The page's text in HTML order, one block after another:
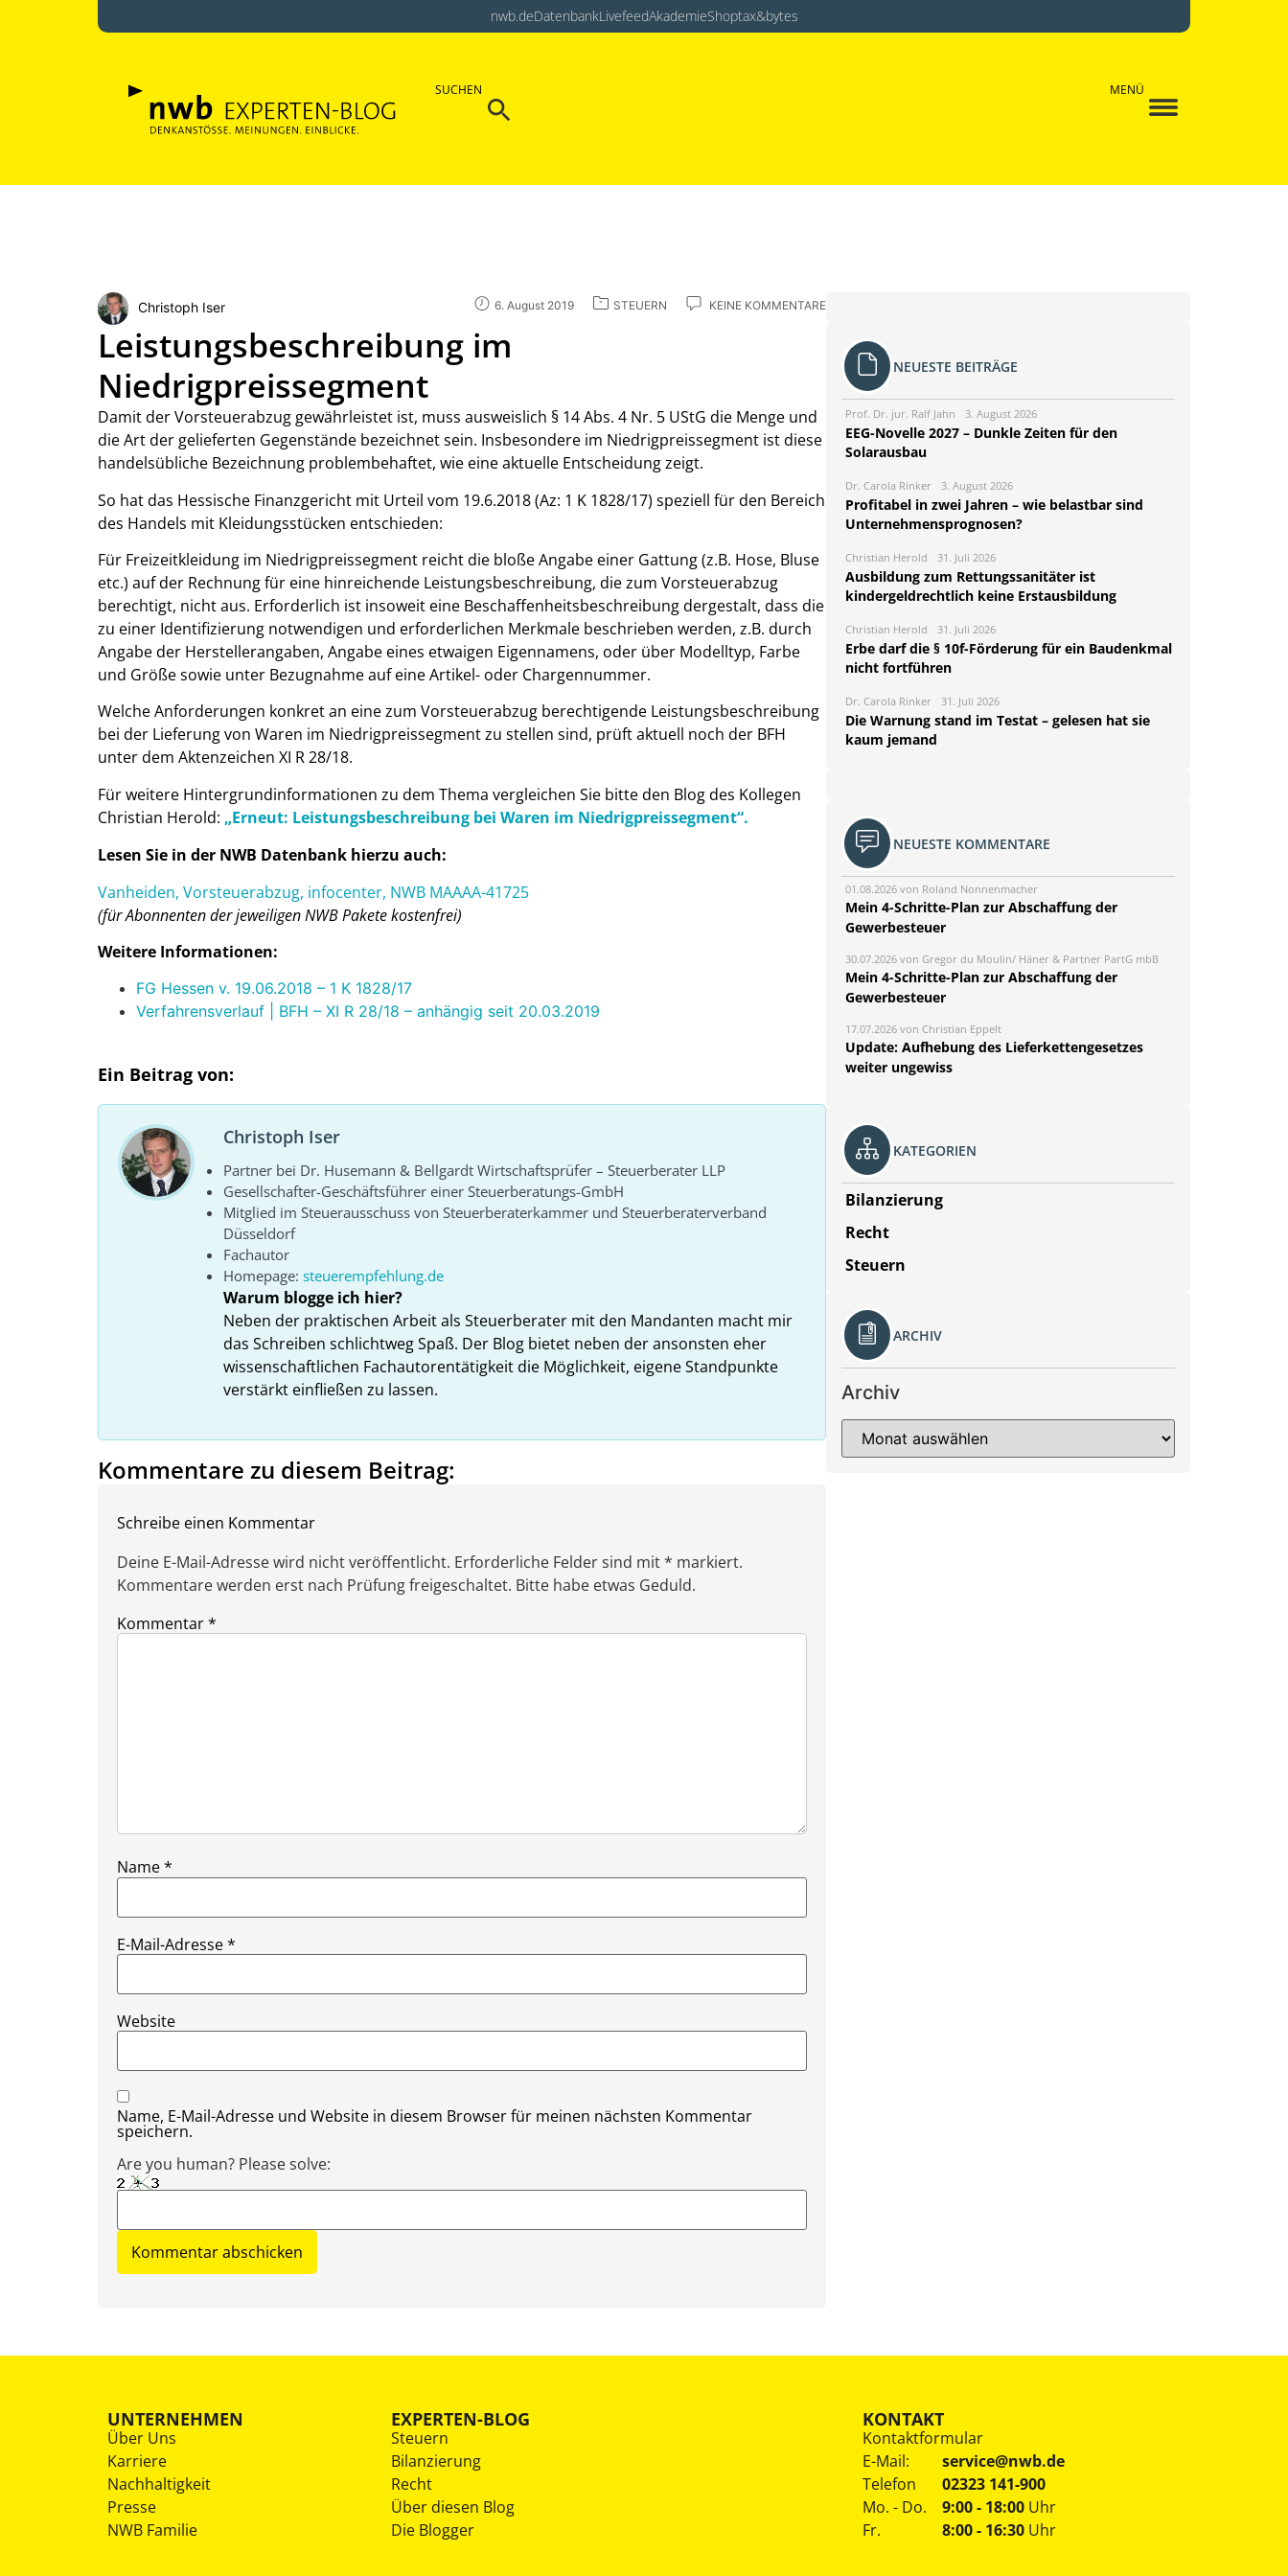
nwb.deDatenbankLivefeedAkademieShoptax&bytes
SUCHEN
Search
MENÜ
Christoph Iser 6. August 2019 STEUERN KEINE KOMMENTARE
Leistungsbeschreibung im
Niedrigpreissegment
Damit der Vorsteuerabzug gewährleistet ist, muss ausweislich § 14 Abs. 4 Nr. 5 UStG die Menge und
die Art der gelieferten Gegenstände bezeichnet sein. Insbesondere im Niedrigpreissegment ist diese
handelsübliche Bezeichnung problembehaftet, wie eine aktuelle Entscheidung zeigt.
So hat das Hessische Finanzgericht mit Urteil vom 19.6.2018 (Az: 1 K 1828/17) speziell für den Bereich
des Handels mit Kleidungsstücken entschieden:
Für Freizeitkleidung im Niedrigpreissegment reicht die bloße Angabe einer Gattung (z.B. Hose, Bluse
etc.) auf der Rechnung für eine hinreichende Leistungsbeschreibung, die zum Vorsteuerabzug
berechtigt, nicht aus. Erforderlich ist insoweit eine Beschaffenheitsbeschreibung dergestalt, dass die
zu einer Identifizierung notwendigen und erforderlichen Merkmale beschrieben werden, z.B. durch
Angabe der Herstellerangaben, Angabe eines etwaigen Eigennamens, oder über Modelltyp, Farbe
und Größe sowie unter Bezugnahme auf eine Artikel- oder Chargennummer.
Welche Anforderungen konkret an eine zum Vorsteuerabzug berechtigende Leistungsbeschreibung
bei der Lieferung von Waren im Niedrigpreissegment zu stellen sind, prüft aktuell noch der BFH
unter dem Aktenzeichen XI R 28/18.
Für weitere Hintergrundinformationen zu dem Thema vergleichen Sie bitte den Blog des Kollegen
Christian Herold: „Erneut: Leistungsbeschreibung bei Waren im Niedrigpreissegment“.
Lesen Sie in der NWB Datenbank hierzu auch:
Vanheiden, Vorsteuerabzug, infocenter, NWB MAAAA-41725
(für Abonnenten der jeweiligen NWB Pakete kostenfrei)
Weitere Informationen:
FG Hessen v. 19.06.2018 – 1 K 1828/17
Verfahrensverlauf | BFH – XI R 28/18 – anhängig seit 20.03.2019
Ein Beitrag von:
Christoph Iser
Partner bei Dr. Husemann & Bellgardt Wirtschaftsprüfer – Steuerberater LLP
Gesellschafter-Geschäftsführer einer Steuerberatungs-GmbH
Mitglied im Steuerausschuss von Steuerberaterkammer und Steuerberaterverband
Düsseldorf
Fachautor
Homepage: steuerempfehlung.de
Warum blogge ich hier?
Neben der praktischen Arbeit als Steuerberater mit den Mandanten macht mir
das Schreiben schlichtweg Spaß. Der Blog bietet neben der ansonsten eher
wissenschaftlichen Fachautorentätigkeit die Möglichkeit, eigene Standpunkte
verstärkt einfließen zu lassen.
Kommentare zu diesem Beitrag:
Schreibe einen Kommentar
Deine E-Mail-Adresse wird nicht veröffentlicht. Erforderliche Felder sind mit * markiert.
Kommentare werden erst nach Prüfung freigeschaltet. Bitte habe etwas Geduld.
Kommentar*
Name*
E-Mail-Adresse*
Website
Name, E-Mail-Adresse und Website in diesem Browser für meinen nächsten Kommentar
speichern.
Are you human? Please solve:
NEUESTE BEITRÄGE
Prof. Dr. jur. Ralf Jahn 3. August 2026
EEG-Novelle 2027 – Dunkle Zeiten für den
Solarausbau
Dr. Carola Rinker 3. August 2026
Profitabel in zwei Jahren – wie belastbar sind
Unternehmensprognosen?
Christian Herold 31. Juli 2026
Ausbildung zum Rettungssanitäter ist
kindergeldrechtlich keine Erstausbildung
Christian Herold 31. Juli 2026
Erbe darf die § 10f-Förderung für ein Baudenkmal
nicht fortführen
Dr. Carola Rinker 31. Juli 2026
Die Warnung stand im Testat – gelesen hat sie
kaum jemand
NEUESTE KOMMENTARE
01.08.2026 von Roland Nonnenmacher
Mein 4-Schritte-Plan zur Abschaffung der
Gewerbesteuer
30.07.2026 von Gregor du Moulin/ Häner & Partner PartG mbB
Mein 4-Schritte-Plan zur Abschaffung der
Gewerbesteuer
17.07.2026 von Christian Eppelt
Update: Aufhebung des Lieferkettengesetzes
weiter ungewiss
KATEGORIEN
Bilanzierung
Recht
Steuern
ARCHIV
Archiv
UNTERNEHMEN
Über Uns
Karriere
Nachhaltigkeit
Presse
NWB Familie
EXPERTEN-BLOG
Steuern
Bilanzierung
Recht
Über diesen Blog
Die Blogger
KONTAKT
Kontaktformular
E-Mail:
service@nwb.de
Telefon
02323 141-900
Mo. - Do.
Fr.
9:00 - 18:00 Uhr
8:00 - 16:30 Uhr